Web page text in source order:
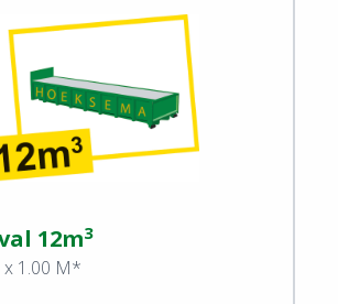
12m3
x 1.00 M*